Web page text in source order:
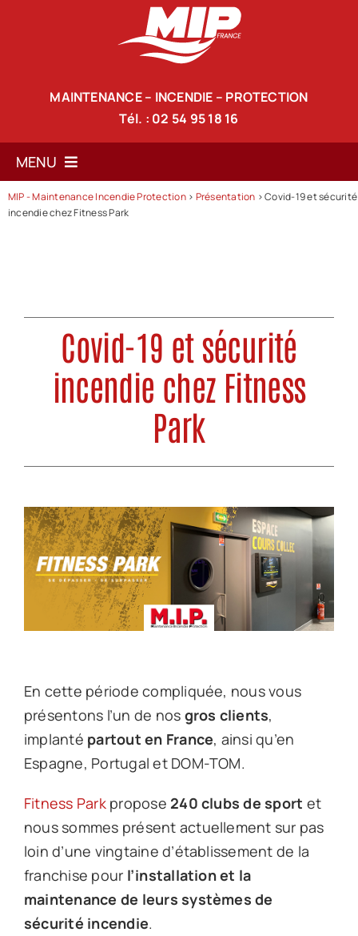
MAINTENANCE – INCENDIE – PROTECTION
Tél. : 02 54 95 18 16
MENU
Accueil
Nos produits de lutte anti-incendie
Actualités
Nos formations
Nous contacter
MIP - Maintenance Incendie Protection> Présentation >Covid-19 et sécurité
incendie chez Fitness Park
Covid-19 et sécurité
incendie chez Fitness
Park
En cette période compliquée, nous vous
présentons l’un de nos gros clients,
implanté partout en France, ainsi qu’en
Espagne, Portugal et DOM-TOM.
Fitness Parkpropose 240 clubs de sport et
nous sommes présent actuellement sur pas
loin d’une vingtaine d’établissement de la
franchise pour l’installation et la
maintenance de leurs systèmes de
sécurité incendie.